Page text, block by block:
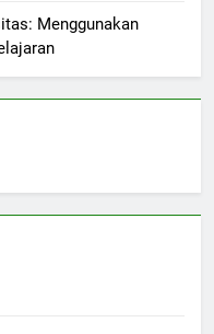
Menggunakan